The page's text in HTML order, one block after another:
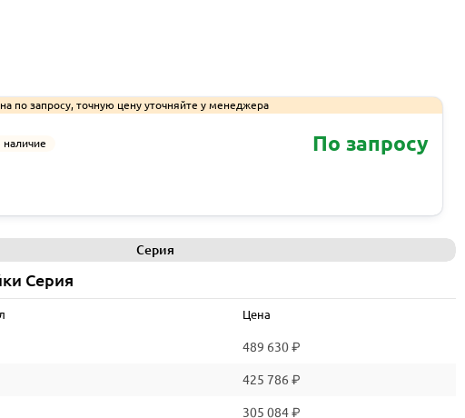
по запросу, точную цену уточняйте у менеджера
наличие По запросу
Серия
Серия
Цена
489 630 ₽
425 786 ₽
305 084 ₽